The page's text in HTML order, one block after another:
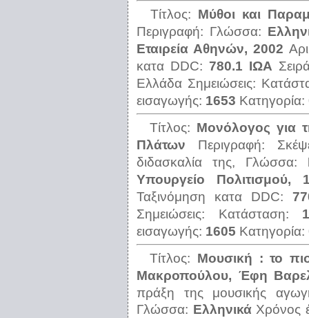
Τίτλος: Μύθοι και
Περιγραφή: Γλώσσα:
Εταιρεία Αθηνών, 2002
κατα DDC: 780.1 ΙΩΑ
Ελλάδα Σημειώσεις:
εισαγωγής: 1653 Κατηγορία:
Τίτλος: Μονόλογος για
Πλάτων
Περιγραφή:
διδασκαλία της,
Γλώσσα:
Υπουργείο Πολιτισμού,
Ταξινόμηση κατα DDC:
Σημειώσεις: Κατάσταση: 1
εισαγωγής: 1605 Κατηγορία:
Τίτλος: Μουσική : το
Μακροπούλου, Έφη
πράξη της μουσικής
Γλώσσα: Ελληνικά Χρόνος